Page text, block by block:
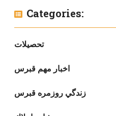
Categories:
تحصيلات
اخبار مهم قبرس
زندگي روزمره قبرس